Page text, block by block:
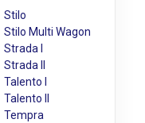
Stilo
Stilo Multi Wagon
I
II
I
II
Tempra